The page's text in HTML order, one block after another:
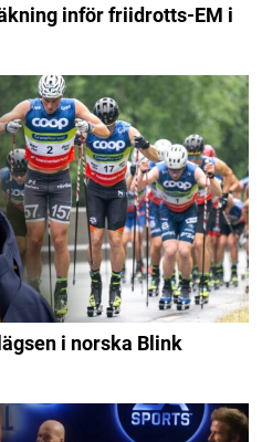
inför friidrotts-EM i
i norska Blink